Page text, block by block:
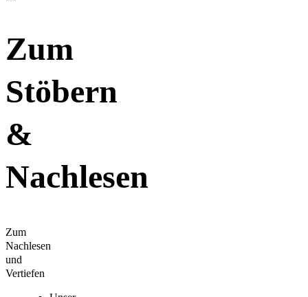
Zum
Stöbern
&
Nachlesen
Zum
Nachlesen
und
Vertiefen